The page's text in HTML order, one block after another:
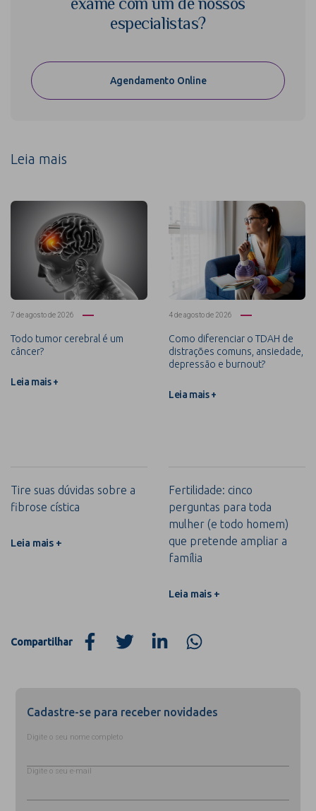
especialistas?
Agendamento Online
Leia mais
7 de agosto de 2026
Todo tumor cerebral é um
câncer?
Leia mais +
4 de agosto de 2026
Como diferenciar o TDAH de
distrações comuns, ansiedade,
depressão e burnout?
Leia mais +
Tire suas dúvidas sobre a
fibrose cística
Leia mais +
Fertilidade: cinco
perguntas para toda
mulher (e todo homem)
que pretende ampliar a
família
Leia mais +
Compartilhar
Cadastre-se para receber novidades
Digite o seu nome completo
Digite o seu e-mail